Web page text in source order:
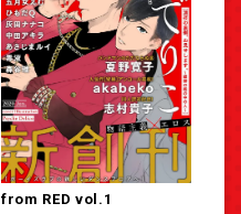
from RED vol.1